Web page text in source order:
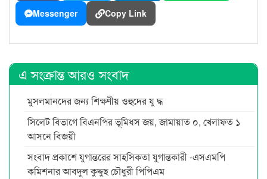
Messenger Copy Link
এ সংক্রান্ত আরও সংবাদ
মুসলমানদের জন্য শিক্ষণীয় ওহুদের যু দ্ধ
সিলেট বিভাগে বিএনপির ভূমিধস জয়, জামায়াত ০, খেলাফত ১
আসনে বিজয়ী
সংবাদ প্রকাশে যুগান্তরের সাহসিকতা যুগান্তকারী -এসএমপি
কমিশনার আবদুল কুদ্দুছ চৌধুরী পিপিএম